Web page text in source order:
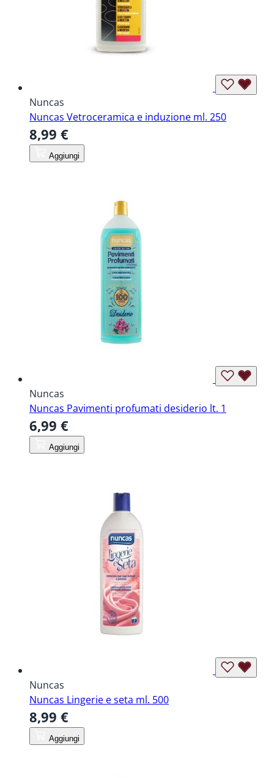
Nuncas
Nuncas Vetroceramica e induzione ml. 250
8,99 €
Aggiungi
Nuncas
Nuncas Pavimenti profumati desiderio lt. 1
6,99 €
Aggiungi
Nuncas
Nuncas Lingerie e seta ml. 500
8,99 €
Aggiungi